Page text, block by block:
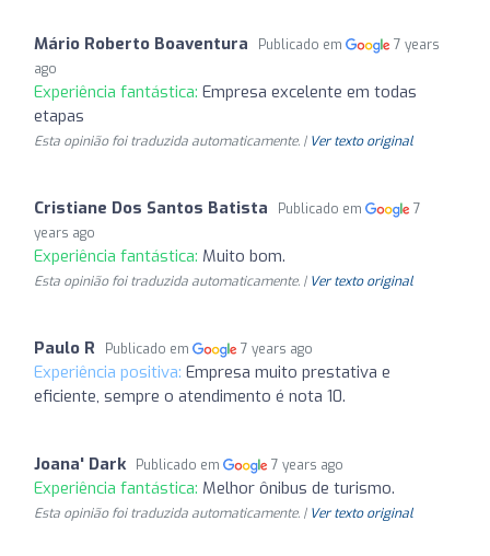
Mário Roberto Boaventura Publicado em
7 years
ago
Experiência fantástica: Empresa excelente em todas
etapas
Esta opinião foi traduzida automaticamente. | Ver texto original
Cristiane Dos Santos Batista Publicado em
7
years ago
Experiência fantástica: Muito bom.
Esta opinião foi traduzida automaticamente. | Ver texto original
Paulo R Publicado em 7 years ago
Experiência positiva: Empresa muito prestativa e
eficiente, sempre o atendimento é nota 10.
Joana' Dark Publicado em 7 years ago
Experiência fantástica: Melhor ônibus de turismo.
Esta opinião foi traduzida automaticamente. | Ver texto original